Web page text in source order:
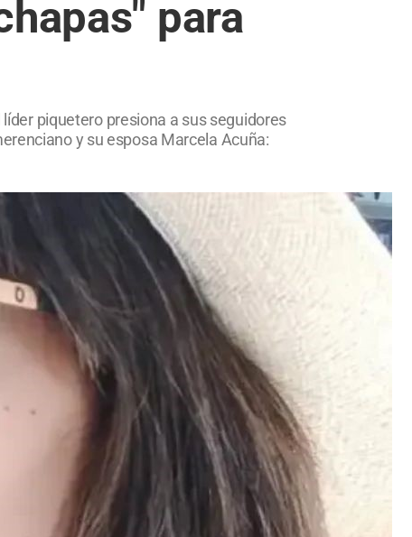
para
piquetero presiona a sus seguidores
y su esposa Marcela Acuña: